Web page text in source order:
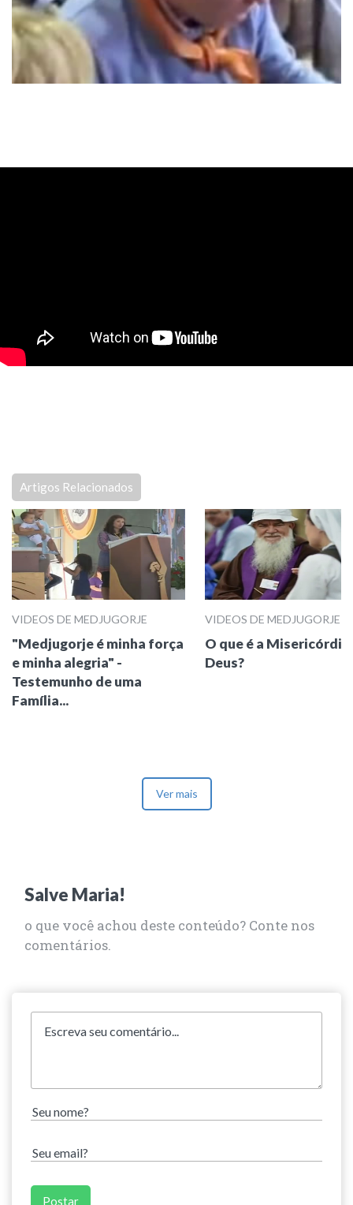
Artigos Relacionados
VIDEOS DE MEDJUGORJE
"Medjugorje é minha força
e minha alegria" -
Testemunho de uma
Família...
VIDEOS DE MEDJUGORJE
O que é a Misericórdia
Deus?
Ver mais
Salve Maria!
o que você achou deste conteúdo? Conte nos
comentários.